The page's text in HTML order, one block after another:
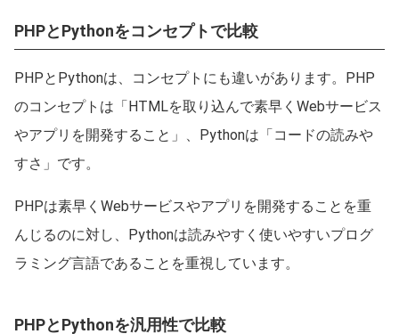
PHPとPythonをコンセプトで比較
PHPとPythonは、コンセプトにも違いがあります。PHP
のコンセプトは「HTMLを取り込んで素早くWebサービス
やアプリを開発すること」、Pythonは「コードの読みや
すさ」です。
PHPは素早くWebサービスやアプリを開発することを重
んじるのに対し、Pythonは読みやすく使いやすいプログ
ラミング言語であることを重視しています。
PHPとPythonを汎用性で比較